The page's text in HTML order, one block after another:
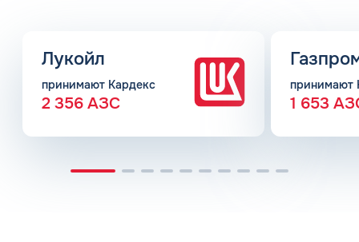
Лукойл
принимают Кардекс
2 356 АЗС
принимают
1 653